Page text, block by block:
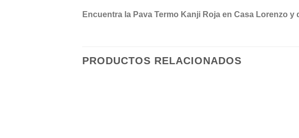
Encuentra la Pava Termo Kanji Roja en Casa Lorenzo
PRODUCTOS RELACIONADOS